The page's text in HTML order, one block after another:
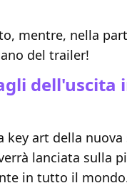
mentre, nella
del trailer!
dell'uscita
key art della
lanciata sulla
in tutto il